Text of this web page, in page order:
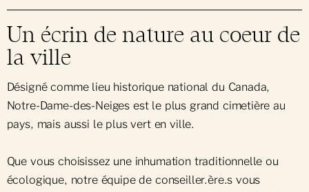
Un écrin de nature au coeur de
la ville
Désigné comme lieu historique national du Canada,
Notre-Dame-des-Neiges est le plus grand cimetière au
pays, mais aussi le plus vert en ville.
Que vous choisissez une inhumation traditionnelle ou
écologique, notre équipe de conseiller.ère.s vous